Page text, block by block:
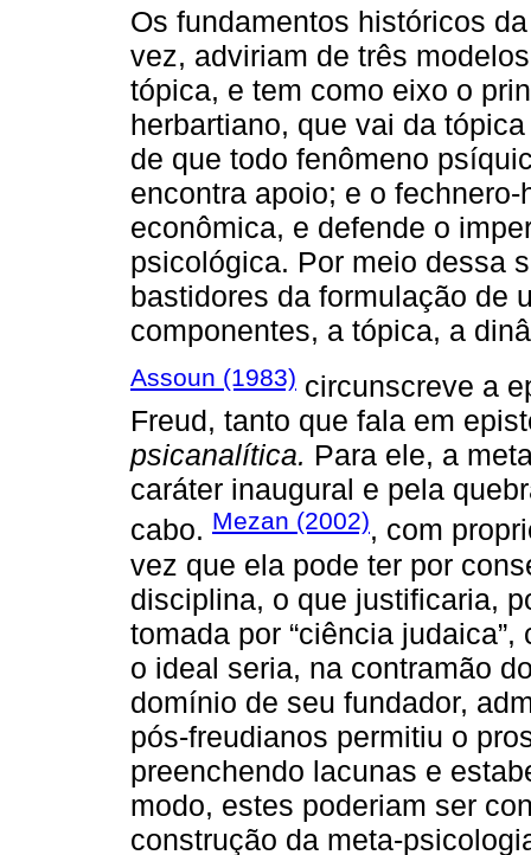
Os fundamentos históricos
vez, adviriam de três
tópica, e tem como eixo o
herbartiano, que vai da
de que todo fenômeno
encontra apoio; e o
econômica, e defende o
psicológica. Por meio dessa
bastidores da formulação de
componentes, a tópica, a
Assoun (1983) circunscreve a
Freud, tanto que fala em
psicanalítica. Para ele, a
caráter inaugural e pela
cabo. Mezan (2002), com
vez que ela pode ter por
disciplina, o que justificaria,
tomada por “ciência
o ideal seria, na contramão
domínio de seu fundador,
pós-freudianos permitiu o
preenchendo lacunas e
modo, estes poderiam ser
construção da meta-